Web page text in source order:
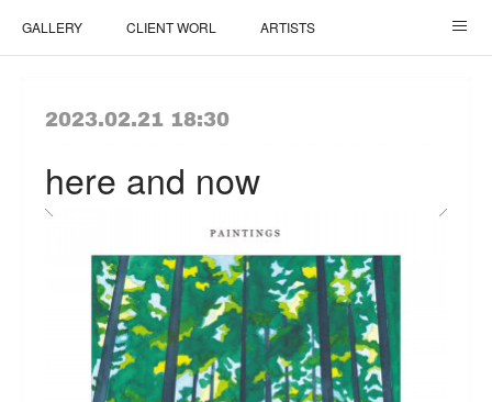
GALLERY CLIENT WORL ARTISTS
2023.02.21 18:30
here and now